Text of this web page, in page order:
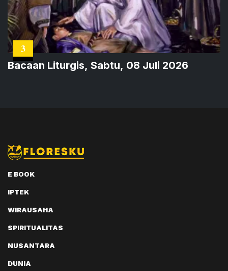
3
Bacaan Liturgis, Sabtu, 08 Juli 2026
E BOOK
IPTEK
WIRAUSAHA
SPIRITUALITAS
NUSANTARA
DUNIA